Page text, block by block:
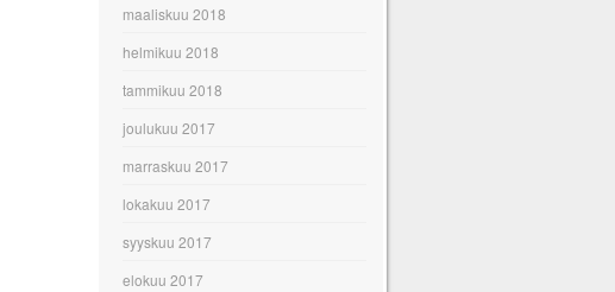
maaliskuu 2018
helmikuu 2018
tammikuu 2018
joulukuu 2017
marraskuu 2017
lokakuu 2017
syyskuu 2017
elokuu 2017